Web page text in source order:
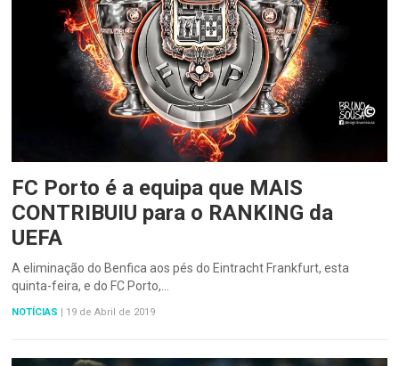
FC Porto é a equipa que MAIS
CONTRIBUIU para o RANKING da
UEFA
A eliminação do Benfica aos pés do Eintracht Frankfurt, esta
quinta-feira, e do FC Porto,…
NOTÍCIAS | 19 de Abril de 2019
ARTIGOS